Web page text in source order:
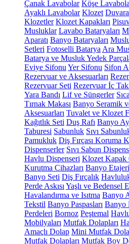
Çanak Lavabolar Köşe
Ayaklı Lavabolar Klozet
Klozetler Klozet Kapakları
Musluklar Lavabo Bataryaları
Aparatı Banyo Bataryaları
Setleri Fotoselli Batarya Ara
Batarya ve Musluk Yedek
Eviye Sifonu Yer Sifonu Sifon
Rezervuar ve Aksesuarları
Rezervuar Seti Rezervuar İç
Yara Bandı Lif ve Süngerler
Tırnak Makası Banyo Seramik
Aksesuarları Tuvalet ve Klozet
Kağıtlık Seti Duş Rafı Banyo
Taburesi Sabunluk Sıvı
Pamukluk Diş Fırçası Koruma
Dispenserler Sıvı Sabun
Havlu Dispenseri Klozet Kapak
Kurutma Cihazları Banyo Etajeri
Banyo Seti Diş Fırçalık
Perde Askısı Yaşlı ve Bedensel
Havalandırma ve Isıtma Banyo
Tekstil Banyo Paspasları Banyo
Perdeleri Bornoz Peştemal
Mobilyaları Mutfak Dolapları
Amaçlı Dolap Mini Mutfak
Mutfak Dolapları Mutfak Boy